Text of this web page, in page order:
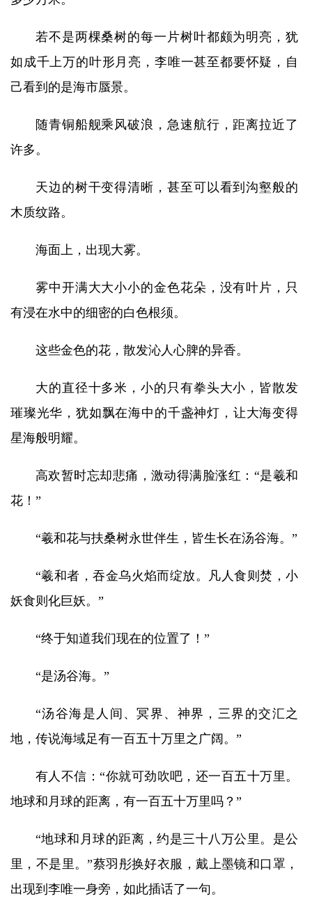
若不是两棵桑树的每一片树叶都颇为明亮，犹
如成千上万的叶形月亮，李唯一甚至都要怀疑，自
己看到的是海市蜃景。
随青铜船舰乘风破浪，急速航行，距离拉近了
许多。
天边的树干变得清晰，甚至可以看到沟壑般的
木质纹路。
海面上，出现大雾。
雾中开满大大小小的金色花朵，没有叶片，只
有浸在水中的细密的白色根须。
这些金色的花，散发沁人心脾的异香。
大的直径十多米，小的只有拳头大小，皆散发
璀璨光华，犹如飘在海中的千盏神灯，让大海变得
星海般明耀。
高欢暂时忘却悲痛，激动得满脸涨红：“是羲和
花！”
“羲和花与扶桑树永世伴生，皆生长在汤谷海。”
“羲和者，吞金乌火焰而绽放。凡人食则焚，小
妖食则化巨妖。”
“终于知道我们现在的位置了！”
“是汤谷海。”
“汤谷海是人间、冥界、神界，三界的交汇之
地，传说海域足有一百五十万里之广阔。”
有人不信：“你就可劲吹吧，还一百五十万里。
地球和月球的距离，有一百五十万里吗？”
“地球和月球的距离，约是三十八万公里。是公
里，不是里。”蔡羽彤换好衣服，戴上墨镜和口罩，
出现到李唯一身旁，如此插话了一句。